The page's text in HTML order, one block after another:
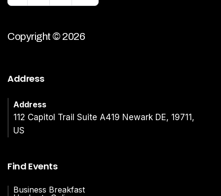
Copyright © 2026
Address
Address
112 Capitol Trail Suite A419 Newark DE, 19711,
US
Find Events
Business Breakfast